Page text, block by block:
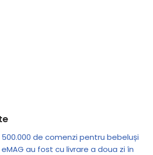
de comenzi pentru bebeluși
au fost cu livrare a doua zi în